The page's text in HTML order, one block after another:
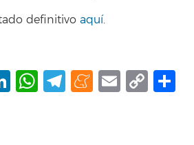
definitivo aquí.
LinkedIn
WhatsApp
Telegram
Meneame
Email
Copy